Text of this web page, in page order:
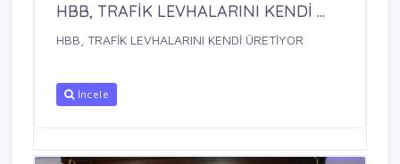
HBB, TRAFİK LEVHALARINI KENDİ ...
HBB, TRAFİK LEVHALARINI KENDİ ÜRETİYOR
İncele